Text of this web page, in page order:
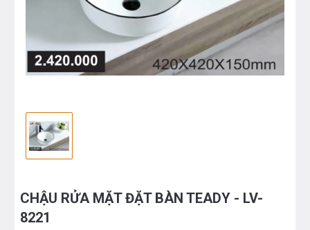
CHẬU RỬA MẶT ĐẶT BÀN TEADY - LV-
8221